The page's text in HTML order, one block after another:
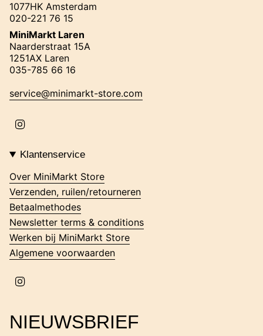
1077HK Amsterdam
020-221 76 15
MiniMarkt Laren
Naarderstraat 15A
1251AX Laren
035-785 66 16
service@minimarkt-store.com
t
g
r
a
Klantenservice
Over MiniMarkt Store
Verzenden, ruilen/retourneren
Betaalmethodes
Newsletter terms & conditions
Werken bij MiniMarkt Store
Algemene voorwaarden
g
NIEUWSBRIEF